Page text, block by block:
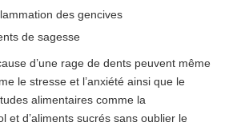
des gencives
de sagesse
d’une rage de dents peuvent même
le stresse et l’anxiété ainsi que le
alimentaires comme la
et d’aliments sucrés sans oublier le